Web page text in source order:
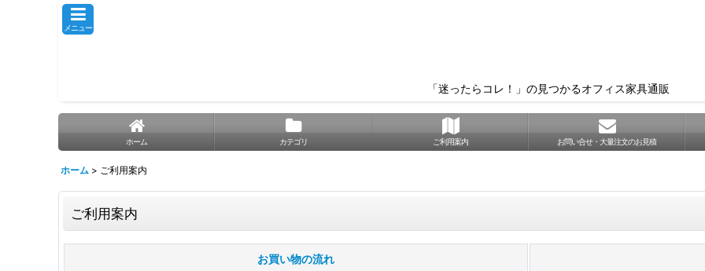
メニュー
「迷ったらコレ！」の見つかるオフィス家具通販
ホーム カテゴリ ご利用案内 お問い合せ・大量注文のお見積
ホーム > ご利用案内
ご利用案内
お買い物の流れ